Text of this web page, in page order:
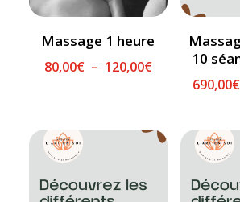
Massage 1 heure
80,00€ – 120,00€Plage
80,00€
10
690,00€